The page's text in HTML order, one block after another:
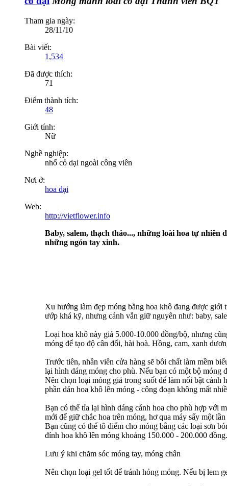
Tham gia ngày:
28/11/10
Bài viết:
1,534
Đã được thích:
71
Điểm thành tích:
48
Giới tính:
Nữ
Nghề nghiệp:
nhổ cỏ dại ngoài công viên
Nơi ở:
hoa dại
Web:
http://vietflower.info
Baby, salem, thạch thảo..., những loài hoa tự
những ngón tay xinh.
Xu hướng làm đẹp móng bằng hoa khô đang được giới
ướp khá kỹ, nhưng cánh vẫn giữ nguyên như: baby,
Loại hoa khô này giá 5.000-10.000 đồng/bộ, nhưng
móng để tạo độ cân đối, hài hoà. Hồng, cam, xanh
Trước tiên, nhân viên cửa hàng sẽ bôi chất làm mềm
lại hình dáng móng cho phù. Nếu bạn có một bộ móng
Nên chọn loại móng giả trong suốt để làm nổi bật cánh
phần dán hoa khô lên móng - công đoạn không mất
Bạn có thể tỉa lại hình dáng cánh hoa cho phù hợp với
mới để giữ chắc hoa trên móng, hơ qua máy sấy một lần
Bạn cũng có thể tô điểm cho móng bằng các loại sơn
đính hoa khô lên móng khoảng 150.000 - 200.000 đồng.
Lưu ý khi chăm sóc móng tay, móng chân
Nên chọn loại gel tốt để tránh hỏng móng. Nếu bị lem